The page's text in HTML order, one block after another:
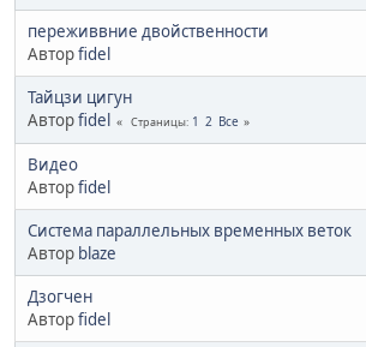
переживвние двойственности
Авторfidel
Тайцзи цигун
Авторfidel Страницы 1 2 Все
Видео
Авторfidel
Система параллельных временных веток
Автор blaze
Дзогчен
Авторfidel